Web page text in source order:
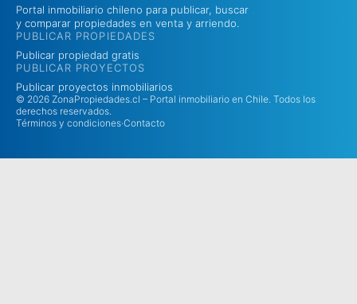
Portal inmobiliario chileno para publicar, buscar
y comparar propiedades en venta y arriendo.
PUBLICAR PROPIEDADES
Publicar propiedad gratis
PUBLICAR PROYECTOS
Publicar proyectos inmobiliarios
© 2026 ZonaPropiedades.cl – Portal inmobiliario en Chile. Todos los
derechos reservados.
Términos y condiciones·Contacto